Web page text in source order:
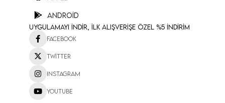
Android
Uygulamayı İndir, İlk Alışverişe Özel %5 İndirim
Facebook
Twitter
Instagram
Youtube